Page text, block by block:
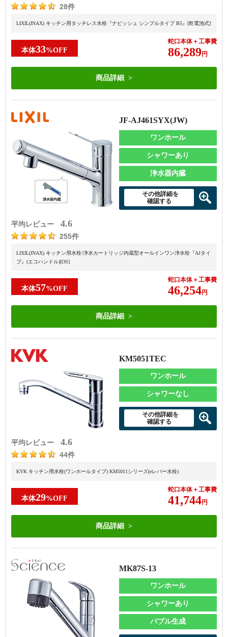
28件
LIXIL(INAX) キッチン用タッチレス水栓『ナビッシュ シンプルタイプ B5』[乾電池式]
本体33%OFF
蛇口本体＋工事費
86,289円
商品詳細
平均レビュー 4.6
255件
JF-AJ461SYX(JW)
ワンホール
シャワーあり
浄水器内臓
その他詳細を
確認する
LIXIL(INAX) キッチン用水栓/浄水カートリッジ内蔵型オールインワン浄水栓『AJタイ
プ』(エコハンドル)[OS]
本体57%OFF
蛇口本体＋工事費
46,254円
商品詳細
平均レビュー 4.6
44件
KM5051TEC
ワンホール
シャワーなし
その他詳細を
確認する
KVK キッチン用水栓(ワンホールタイプ) KM5011シリーズ(eレバー水栓)
本体29%OFF
蛇口本体＋工事費
41,744円
商品詳細
MK87S-13
ワンホール
シャワーあり
バブル生成